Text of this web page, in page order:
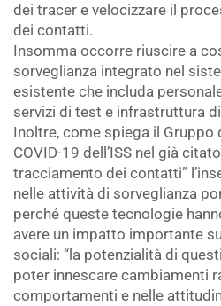
dei tracer e velocizzare il
dei contatti.
Insomma occorre riuscire a
sorveglianza integrato nel
esistente che includa
servizi di test e infrastruttura
Inoltre, come spiega il Gruppo
COVID-19 dell’ISS nel già
tracciamento dei contatti”
nelle attività di sorveglianza
perché queste tecnologie
avere un impatto importante
sociali: “la potenzialità di
poter innescare cambiamenti
comportamenti e nelle